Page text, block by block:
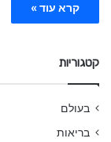
קרא עוד »
קטגוריות
בעולם
בריאות